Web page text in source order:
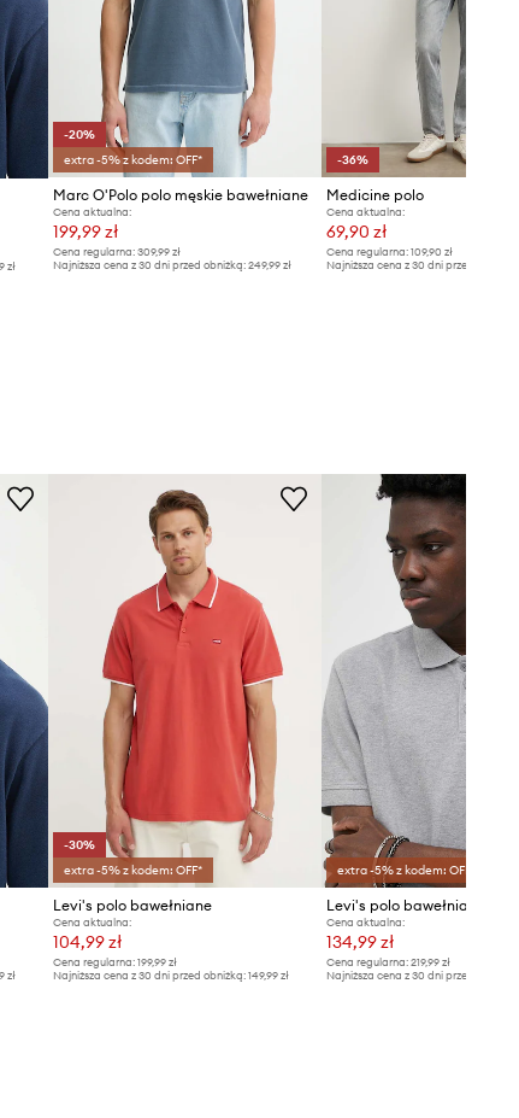
zł
-20%
extra -5% z kodem: OFF*
Marc O'Polo polo męskie bawełniane
Cena aktualna:
199,99 zł
Cena regularna:309,99 zł
Najniższa cena z 30 dni przed obniżką:249,99 zł
-36%
Medicine polo
Cena aktualna:
69,90 zł
Cena regularna: 109,90 zł
Najniższa cena z 30 dni przed obniżką:
zł
-30%
extra -5% z kodem: OFF*
Levi's polo bawełniane
Cena aktualna:
104,99 zł
Cena regularna:199,99 zł
Najniższa cena z 30 dni przed obniżką:149,99 zł
extra -5% z kodem: OFF*
Levi's polo bawełniane
Cena aktualna:
134,99 zł
Cena regularna: 219,99 zł
Najniższa cena z 30 dni przed obniżką: